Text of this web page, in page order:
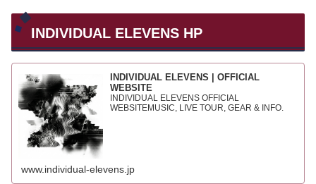
INDIVIDUAL ELEVENS HP
INDIVIDUAL ELEVENS | OFFICIAL
WEBSITE
INDIVIDUAL ELEVENS OFFICIAL
WEBSITEMUSIC, LIVE TOUR, GEAR & INFO.
www.individual-elevens.jp